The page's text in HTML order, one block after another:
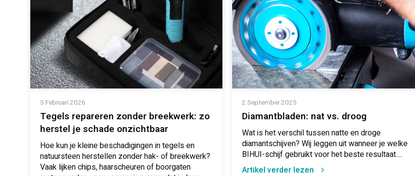
5 Februari 2026
Tegels repareren zonder breekwerk: zo
herstel je schade onzichtbaar
Hoe kun je kleine beschadigingen in tegels en
natuursteen herstellen zonder hak- of breekwerk?
Vaak lijken chips, haarscheuren of boorgaten
2 September 2025
Diamantbladen: nat vs. droog
Wat is het verschil tussen natte en droge
diamantschijven? Wij leggen uit wanneer je welke
BIHUI-schijf gebruikt voor het beste resultaat....
Artikel verder lezen